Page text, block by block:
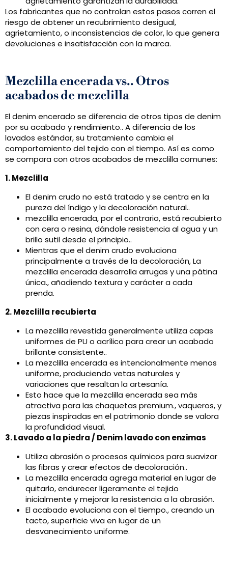
Los fabricantes que no controlan estos pasos corren el
riesgo de obtener un recubrimiento desigual,
agrietamiento, o inconsistencias de color, lo que genera
devoluciones e insatisfacción con la marca.
Mezclilla encerada vs.. Otros
acabados de mezclilla
El denim encerado se diferencia de otros tipos de denim
por su acabado y rendimiento.. A diferencia de los
lavados estándar, su tratamiento cambia el
comportamiento del tejido con el tiempo. Así es como
se compara con otros acabados de mezclilla comunes:
1. Mezclilla
El denim crudo no está tratado y se centra en la
pureza del índigo y la decoloración natural..
mezclilla encerada, por el contrario, está recubierto
con cera o resina, dándole resistencia al agua y un
brillo sutil desde el principio..
Mientras que el denim crudo evoluciona
principalmente a través de la decoloración, La
mezclilla encerada desarrolla arrugas y una pátina
única., añadiendo textura y carácter a cada
prenda.
2. Mezclilla recubierta
La mezclilla revestida generalmente utiliza capas
uniformes de PU o acrílico para crear un acabado
brillante consistente..
La mezclilla encerada es intencionalmente menos
uniforme, produciendo vetas naturales y
variaciones que resaltan la artesanía.
Esto hace que la mezclilla encerada sea más
atractiva para las chaquetas premium., vaqueros, y
piezas inspiradas en el patrimonio donde se valora
la profundidad visual.
3. Lavado a la piedra / Denim lavado con enzimas
Utiliza abrasión o procesos químicos para suavizar
las fibras y crear efectos de decoloración..
La mezclilla encerada agrega material en lugar de
quitarlo, endurecer ligeramente el tejido
inicialmente y mejorar la resistencia a la abrasión.
El acabado evoluciona con el tiempo., creando un
tacto, superficie viva en lugar de un
desvanecimiento uniforme.